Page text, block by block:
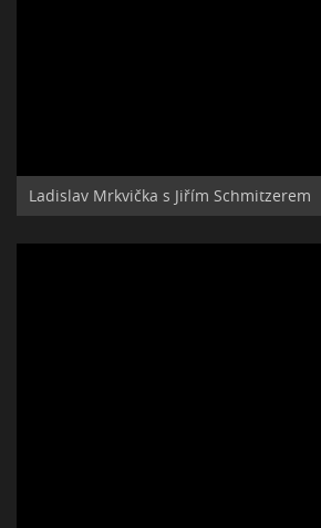
Ladislav Mrkvička s Jiřím Schmitzerem